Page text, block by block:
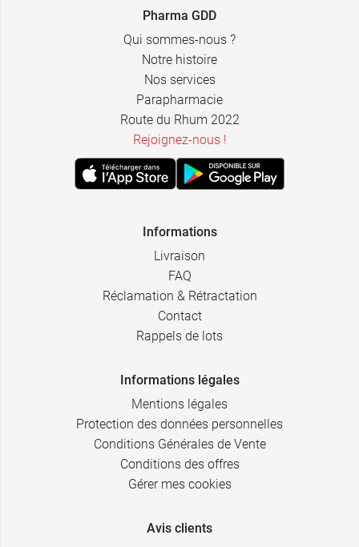
Pharma GDD
Qui sommes-nous ?
Notre histoire
Nos services
Parapharmacie
Route du Rhum 2022
Rejoignez-nous !
Informations
Livraison
FAQ
Réclamation & Rétractation
Contact
Rappels de lots
Informations légales
Mentions légales
Protection des données personnelles
Conditions Générales de Vente
Conditions des offres
Gérer mes cookies
Avis clients